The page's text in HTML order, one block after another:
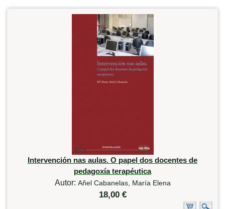
Intervención nas aulas. O papel dos docentes de
pedagoxía terapéutica
Autor: Añel Cabanelas, María Elena
18,00 €